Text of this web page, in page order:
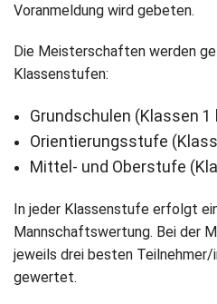
Voranmeldung wird gebeten.
Die Meisterschaften werden
Klassenstufen:
Grundschulen (Klassen 1
Orientierungsstufe
Mittel- und Oberstufe
In jeder Klassenstufe erfolgt
Mannschaftswertung. Bei der
jeweils drei besten
gewertet.